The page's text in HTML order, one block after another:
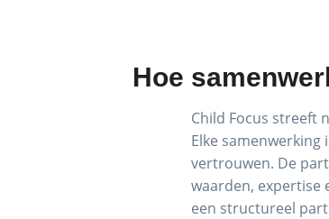
Hoe
Child Focus streeft
Elke
vertrouwen. De
waarden, expertise
een structureel